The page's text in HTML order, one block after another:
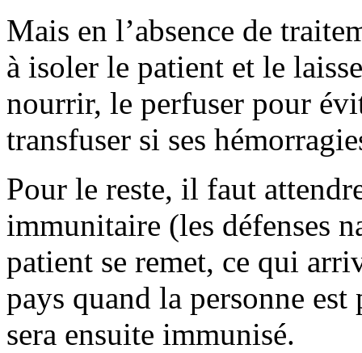
Mais en l’absence de
à isoler le patient et le
nourrir, le perfuser pour
transfuser si ses
Pour le reste, il faut
immunitaire (les défenses
patient se remet, ce qui
pays quand la personne
sera ensuite immunisé.